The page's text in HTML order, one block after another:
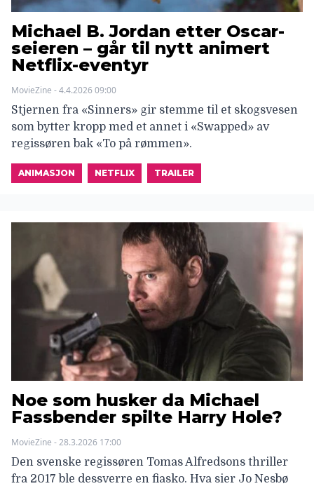
Michael B. Jordan etter Oscar-
seieren – går til nytt animert
Netflix-eventyr
MovieZine - 4.4.2026 09:00
Stjernen fra «Sinners» gir stemme til et skogsvesen
som bytter kropp med et annet i «Swapped» av
regissøren bak «To på rømmen».
ANIMASJON NETFLIX TRAILER
Noe som husker da Michael
Fassbender spilte Harry Hole?
MovieZine - 28.3.2026 17:00
Den svenske regissøren Tomas Alfredsons thriller
fra 2017 ble dessverre en fiasko. Hva sier Jo Nesbø